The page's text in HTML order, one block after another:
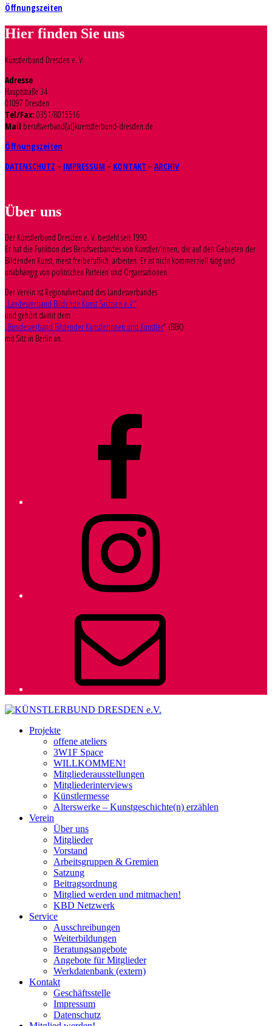
Öffnungszeiten
Hier finden Sie uns
Künstlerbund Dresden e. V.
Adresse
Hauptstraße 34
01097 Dresden
Tel/Fax: 0351/8015516
Mail berufsverband[at]kuenstlerbund-dresden.de
Öffnungszeiten
DATENSCHUTZ – IMPRESSUM – KONTAKT –ARCHIV
Über uns
Der Künstlerbund Dresden e. V. besteht seit 1990.
Er hat die Funktion des Berufsverbandes von Künstler/innen, die auf den Gebieten der
Bildenden Kunst, meist freiberuflich, arbeiten. Er ist nicht kommerziell tätig und
unabhängig von politischen Parteien und Organisationen.
Der Verein ist Regionalverband des Landesverbandes
„Landesverband Bildende Kunst Sachsen e.V.“
und gehört damit dem
„Bundesverband Bildender Künstlerinnen und Künstler“ (BBK)
mit Sitz in Berlin an.
Projekte
offene ateliers
3W1F Space
WILLKOMMEN!
Mitgliederausstellungen
Mitgliederinterviews
Künstlermesse
Alterswerke – Kunstgeschichte(n) erzählen
Verein
Über uns
Mitglieder
Vorstand
Arbeitsgruppen & Gremien
Satzung
Beitragsordnung
Mitglied werden und mitmachen!
KBD Netzwerk
Service
Ausschreibungen
Weiterbildungen
Beratungsangebote
Angebote für Mitglieder
Werkdatenbank (extern)
Kontakt
Geschäftsstelle
Impressum
Datenschutz